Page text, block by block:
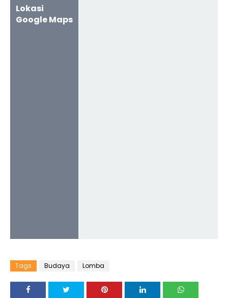
Lokasi
Google Maps
Tags Budaya Lomba